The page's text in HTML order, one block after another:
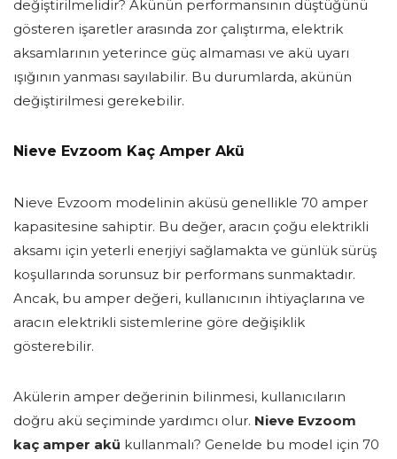
değiştirilmelidir? Akünün performansının düştüğünü
gösteren işaretler arasında zor çalıştırma, elektrik
aksamlarının yeterince güç almaması ve akü uyarı
ışığının yanması sayılabilir. Bu durumlarda, akünün
değiştirilmesi gerekebilir.
Nieve Evzoom Kaç Amper Akü
Nieve Evzoom modelinin aküsü genellikle 70 amper
kapasitesine sahiptir. Bu değer, aracın çoğu elektrikli
aksamı için yeterli enerjiyi sağlamakta ve günlük sürüş
koşullarında sorunsuz bir performans sunmaktadır.
Ancak, bu amper değeri, kullanıcının ihtiyaçlarına ve
aracın elektrikli sistemlerine göre değişiklik
gösterebilir.
Akülerin amper değerinin bilinmesi, kullanıcıların
doğru akü seçiminde yardımcı olur. Nieve Evzoom
kaç amper akü kullanmalı? Genelde bu model için 70